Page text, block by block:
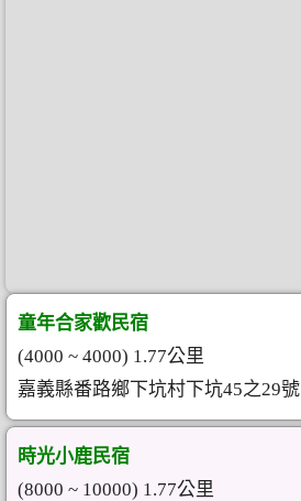
童年合家歡民宿
(4000 ~ 4000) 1.77公里
嘉義縣番路鄉下坑村下坑45之29號
時光小鹿民宿
(8000 ~ 10000) 1.77公里